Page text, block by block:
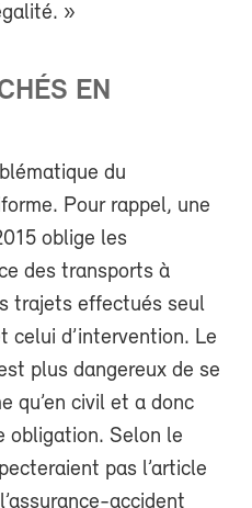
»
EN
du
Pour rappel, une
oblige les
des transports à
trajets effectués seul
celui d’intervention. Le
plus dangereux de se
qu’en civil et a donc
obligation. Selon le
pas l’article
accident